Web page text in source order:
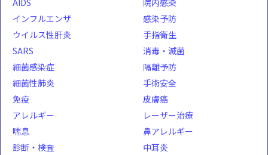
AIDS
インフルエンザ
ウイルス性肝炎
SARS
細菌感染症
細菌性肺炎
院内感染
感染予防
手指衛生
消毒・滅菌
隔離予防
手術安全
免疫
アレルギー
喘息
診断・検査
皮膚癌
レーザー治療
鼻アレルギー
中耳炎